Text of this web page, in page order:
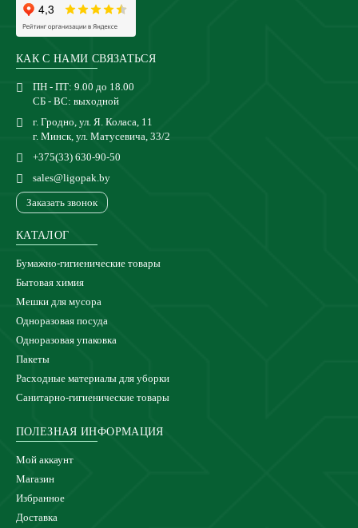
КАК С НАМИ СВЯЗАТЬСЯ
ПН - ПТ: 9.00 до 18.00
СБ - ВС: выходной
г. Гродно, ул. Я. Коласа, 11
г. Минск, ул. Матусевича, 33/2
+375(33) 630-90-50
sales@ligopak.by
Заказать звонок
КАТАЛОГ
Бумажно-гигиенические товары
Бытовая химия
Мешки для мусора
Одноразовая посуда
Одноразовая упаковка
Пакеты
Расходные материалы для уборки
Санитарно-гигиенические товары
ПОЛЕЗНАЯ ИНФОРМАЦИЯ
Мой аккаунт
Магазин
Избранное
Доставка